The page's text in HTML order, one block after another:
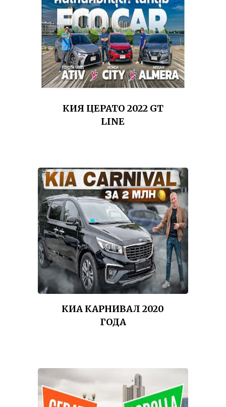
КИЯ ЦЕРАТО 2022 GT
LINE
КИА КАРНИВАЛ 2020
ГОДА